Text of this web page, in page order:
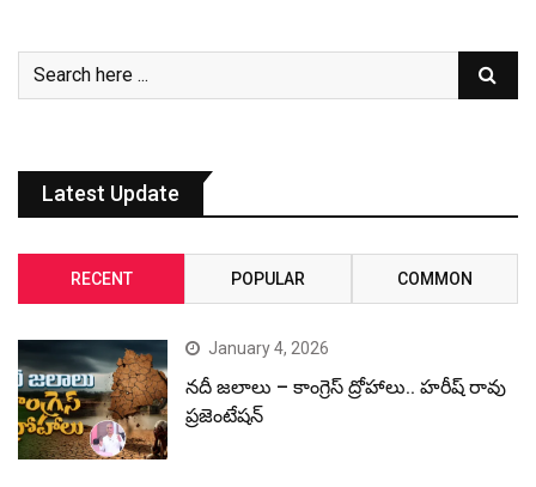
Latest Update
RECENT POPULAR COMMON
January 4, 2026
నదీ జలాలు – కాంగ్రెస్ ద్రోహాలు.. హరీష్ రావు
ప్రజెంటేషన్